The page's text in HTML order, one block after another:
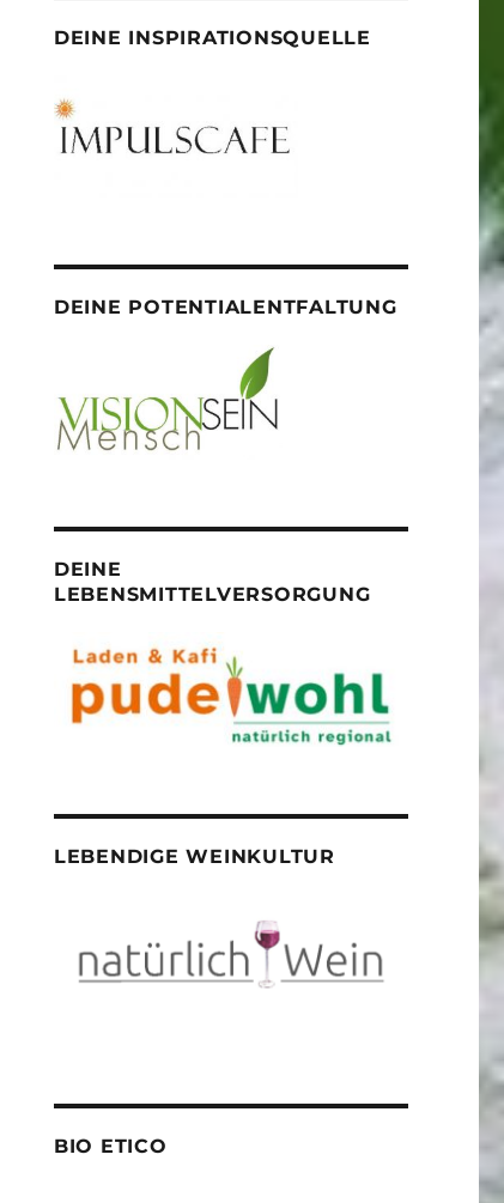
DEINE INSPIRATIONSQUELLE
DEINE POTENTIALENTFALTUNG
DEINE
LEBENSMITTELVERSORGUNG
LEBENDIGE WEINKULTUR
BIO ETICO